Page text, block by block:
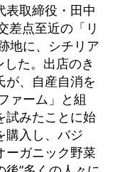
表取締役・田中
差点至近の「リ
地に、シチリア
た。出店のき
が、自産自消を
ァーム」と組
試みたことに始
購入し、バジ
ーガニック野菜